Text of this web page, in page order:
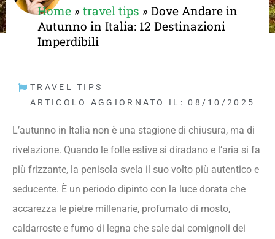
Home » travel tips » Dove Andare in
Autunno in Italia: 12 Destinazioni
Imperdibili
TRAVEL TIPS
ARTICOLO AGGIORNATO IL: 08/10/2025
L’autunno in Italia non è una stagione di chiusura, ma di
rivelazione. Quando le folle estive si diradano e l’aria si fa
più frizzante, la penisola svela il suo volto più autentico e
seducente. È un periodo dipinto con la luce dorata che
accarezza le pietre millenarie, profumato di mosto,
caldarroste e fumo di legna che sale dai comignoli dei